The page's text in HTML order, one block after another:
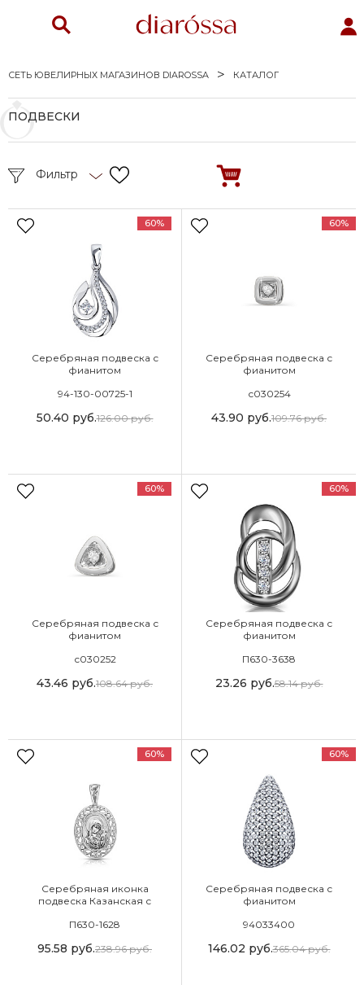
СЕТЬ ЮВЕЛИРНЫХ МАГАЗИНОВ DIAROSSA КАТАЛОГ
ПОДВЕСКИ
Фильтр
60%
Серебряная подвеска с
фианитом
94-130-00725-1
50.40 руб.126.00руб.
60%
Серебряная подвеска с
фианитом
с030254
43.90 руб.109.76руб.
60%
Серебряная подвеска с
фианитом
с030252
43.46 руб.108.64руб.
60%
Серебряная подвеска с
фианитом
П630-3638
23.26 руб.58.14руб.
60%
Серебряная иконка
подвеска Казанская с
П630-1628
95.58 руб.238.96руб.
60%
Серебряная подвеска с
фианитом
94033400
146.02 руб.365.04руб.